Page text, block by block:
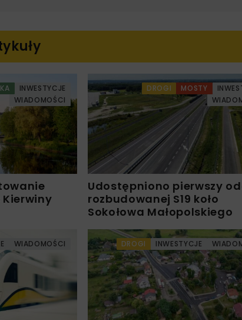
INWESTYCJE
WIADOMOŚCI
DROGI MOSTY
Udostępniono pierwszy
rozbudowanej S19 koło
Sokołowa Małopolskiego
WIADOMOŚCI DROGI INWESTYCJE